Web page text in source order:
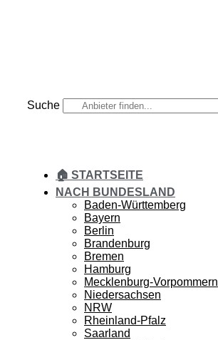
Suche
🏠 STARTSEITE
NACH BUNDESLAND
Baden-Württemberg
Bayern
Berlin
Brandenburg
Bremen
Hamburg
Mecklenburg-Vorpommern
Niedersachsen
NRW
Rheinland-Pfalz
Saarland